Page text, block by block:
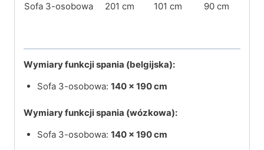
Sofa 3-osobowa 201 cm 101 cm 90 cm
Wymiary funkcji spania (belgijska):
Sofa 3-osobowa: 140 × 190 cm
Wymiary funkcji spania (wózkowa):
Sofa 3-osobowa: 140 × 190 cm